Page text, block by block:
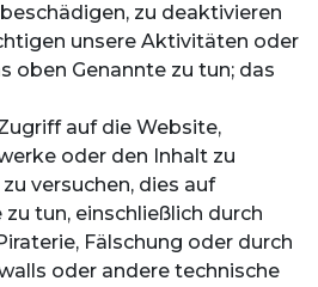
zu deaktivieren
unsere Aktivitäten oder
oben Genannte zu tun; das
auf die Website,
oder den Inhalt zu
versuchen, dies auf
tun, einschließlich durch
Fälschung oder durch
oder andere technische